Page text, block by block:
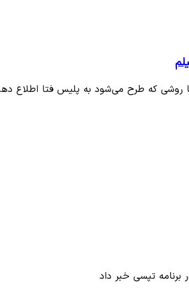
روشی که طرح می‌شود به پلیس فتا اطلاع
تپسی خبر داد